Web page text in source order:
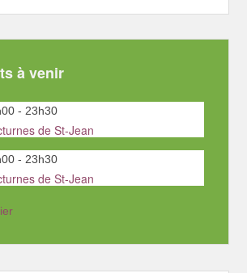
à venir
- 23h30
de St-Jean
- 23h30
de St-Jean